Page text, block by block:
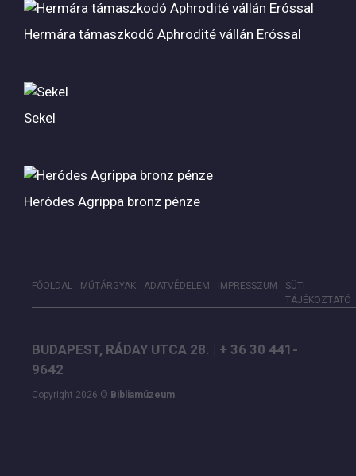
Hermára támaszkodó Aphrodité vállán Eróssal
Sekel
Heródes Agrippa bronz pénze
FŐOLDAL MŰTÁRGYAK ADATVÉDELEM IMPRESSZUM
SÜTI
TÁJÉKOZTATÓ
BUDAPEST, RÁDAY UTCA 28. | + 36 30 441-
9642
Copyright 2026 © Bibliamúzeum